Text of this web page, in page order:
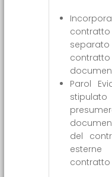
Parol
del
contratto